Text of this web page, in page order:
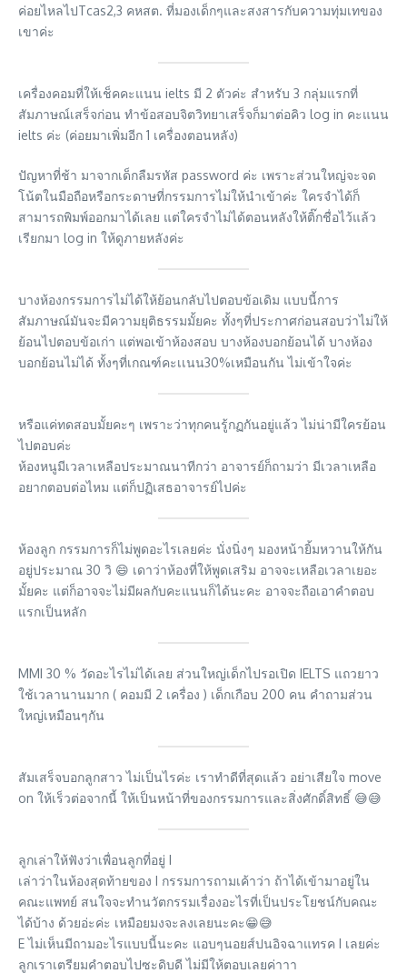
ค่อยไหลไปTcas2,3 คหสต. ที่มองเด็กๆและสงสารกับความทุ่มเทของ
เขาค่ะ
เครื่องคอมที่ให้เช็คคะแนน ielts มี 2 ตัวค่ะ สำหรับ 3 กลุ่มแรกที่
สัมภาษณ์เสร็จก่อน ทำข้อสอบจิตวิทยาเสร็จก็มาต่อคิว log in คะแนน
ielts ค่ะ (ค่อยมาเพิ่มอีก 1 เครื่องตอนหลัง)
ปัญหาที่ช้า มาจากเด็กลืมรหัส password ค่ะ เพราะส่วนใหญ่จะจด
โน้ตในมือถือหรือกระดาษที่กรรมการไม่ให้นำเข้าค่ะ ใครจำได้ก็
สามารถพิมพ์ออกมาได้เลย แต่ใครจำไม่ได้ตอนหลังให้ติ๊กชื่อไว้แล้ว
เรียกมา log in ให้ดูภายหลังค่ะ
บางห้องกรรมการไม่ได้ให้ย้อนกลับไปตอบข้อเดิม แบบนี้การ
สัมภาษณ์มันจะมีความยุติธรรมมั้ยคะ ทั้งๆที่ประกาศก่อนสอบว่าไม่ให้
ย้อนไปตอบข้อเก่า แต่พอเข้าห้องสอบ บางห้องบอกย้อนได้ บางห้อง
บอกย้อนไม่ได้ ทั้งๆที่เกณฑ์คะเเนน30%เหมือนกัน ไม่เข้าใจค่ะ
หรือแค่ทดสอบมั้ยคะๆ เพราะว่าทุกคนรู้กฏกันอยู่แล้ว ไม่น่ามีใครย้อน
ไปตอบค่ะ
ห้องหนูมีเวลาเหลือประมาณนาทีกว่า อาจารย์ก็ถามว่า มีเวลาเหลือ
อยากตอบต่อไหม แต่ก็ปฏิเสธอาจารย์ไปค่ะ
ห้องลูก กรรมการก็ไม่พูดอะไรเลยค่ะ นั่งนิ่งๆ มองหน้ายิ้มหวานให้กัน
อยู่ประมาณ 30 วิ 😄 เดาว่าห้องที่ให้พูดเสริม อาจจะเหลือเวลาเยอะ
มั้ยคะ แต่ก็อาจจะไม่มีผลกับคะแนนก็ได้นะคะ อาจจะถือเอาคำตอบ
แรกเป็นหลัก
MMI 30 % วัดอะไรไม่ได้เลย ส่วนใหญ่เด็กไปรอเปิด IELTS แถวยาว
ใช้เวลานานมาก ( คอมมี 2 เครื่อง ) เด็กเกือบ 200 คน คำถามส่วน
ใหญ่เหมือนๆกัน
สัมเสร็จบอกลูกสาว ไม่เป็นไรค่ะ เราทำดีที่สุดแล้ว อย่าเสียใจ move
on ให้เร็วต่อจากนี้ ให้เป็นหน้าที่ของกรรมการและสิ่งศักดิ์สิทธิ์ 😅😅
ลูกเล่าให้ฟังว่าเพื่อนลูกที่อยู่ I
เล่าว่าในห้องสุดท้ายของ I กรรมการถามเค้าว่า ถ้าได้เข้ามาอยู่ใน
คณะแพทย์ สนใจจะทำนวัตกรรมเรื่องอะไรที่เป็นประโยชน์กับคณะ
ได้บ้าง ด้วยอ่ะค่ะ เหมือยมงจะลงเลยนะคะ😁😅
E ไม่เห็นมีถามอะไรแบบนี้นะคะ แอบๆนอยส์ปนอิจฉาแทรค I เลยค่ะ
ลูกเราเตรียมคำตอบไปซะดิบดี ไม่มีให้ตอบเลยค่าาา